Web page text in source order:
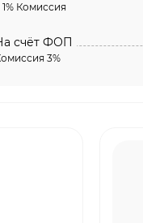
1% Комиссия
счёт ФОП
3%